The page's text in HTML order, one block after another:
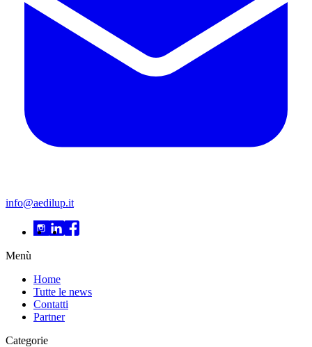
info@aedilup.it
Menù
Home
Tutte le news
Contatti
Partner
Categorie